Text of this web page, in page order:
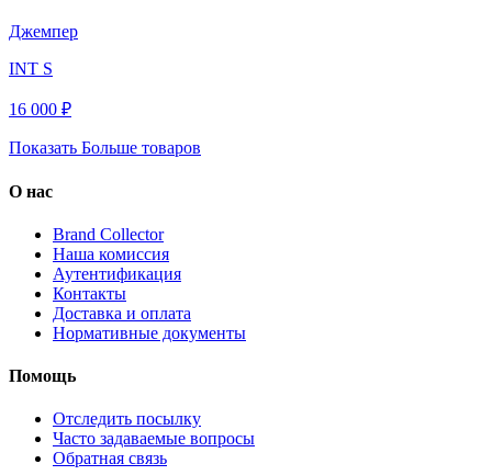
Джемпер
INT S
16 000 ₽
Показать Больше товаров
О нас
Brand Collector
Наша комиссия
Аутентификация
Контакты
Доставка и оплата
Нормативные документы
Помощь
Отследить посылку
Часто задаваемые вопросы
Обратная связь